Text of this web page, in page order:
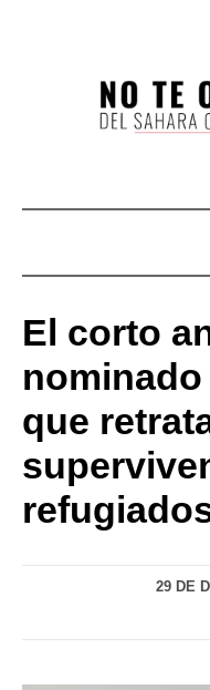
El corto
que
29 DE